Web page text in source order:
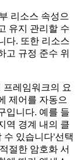
리소스 속성으
유지 관리할 수
다. 또한 리소스
고 규정 준수 위
프레임워크의 요
제어를 자동으
입니다. 예를 들
역 경계 내의 클
수 있습니다'선택
절한 암호화 서